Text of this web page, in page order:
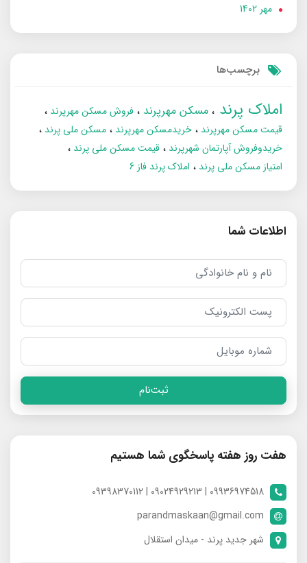
مهر 1402
برچسب‌ها
املاک پرند مسکن مهرپرند
فروش مسکن مهرپرند
قیمت مسکن مهرپرند
خریدمسکن مهرپرند
مسکن ملی پرند
خریدوفروش آپارتمان شهرپرند
قیمت مسکن ملی پرند
امتیاز مسکن ملی پرند
املاک پرند فاز 6
اطلاعات شما
ثبت‌نام
هفت روز هفته پاسخگوی شما هستیم
09936974518 | 09024929213 | 09398370112
parandmaskaan@gmail.com
شهر جدید پرند - میدان استقلال